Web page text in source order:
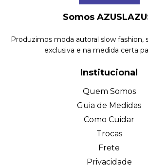
Somos
Produzimos moda autoral slow fashion,
exclusiva e na medida certa
Institucional
Quem Somos
Guia de Medidas
Como Cuidar
Trocas
Frete
Privacidade